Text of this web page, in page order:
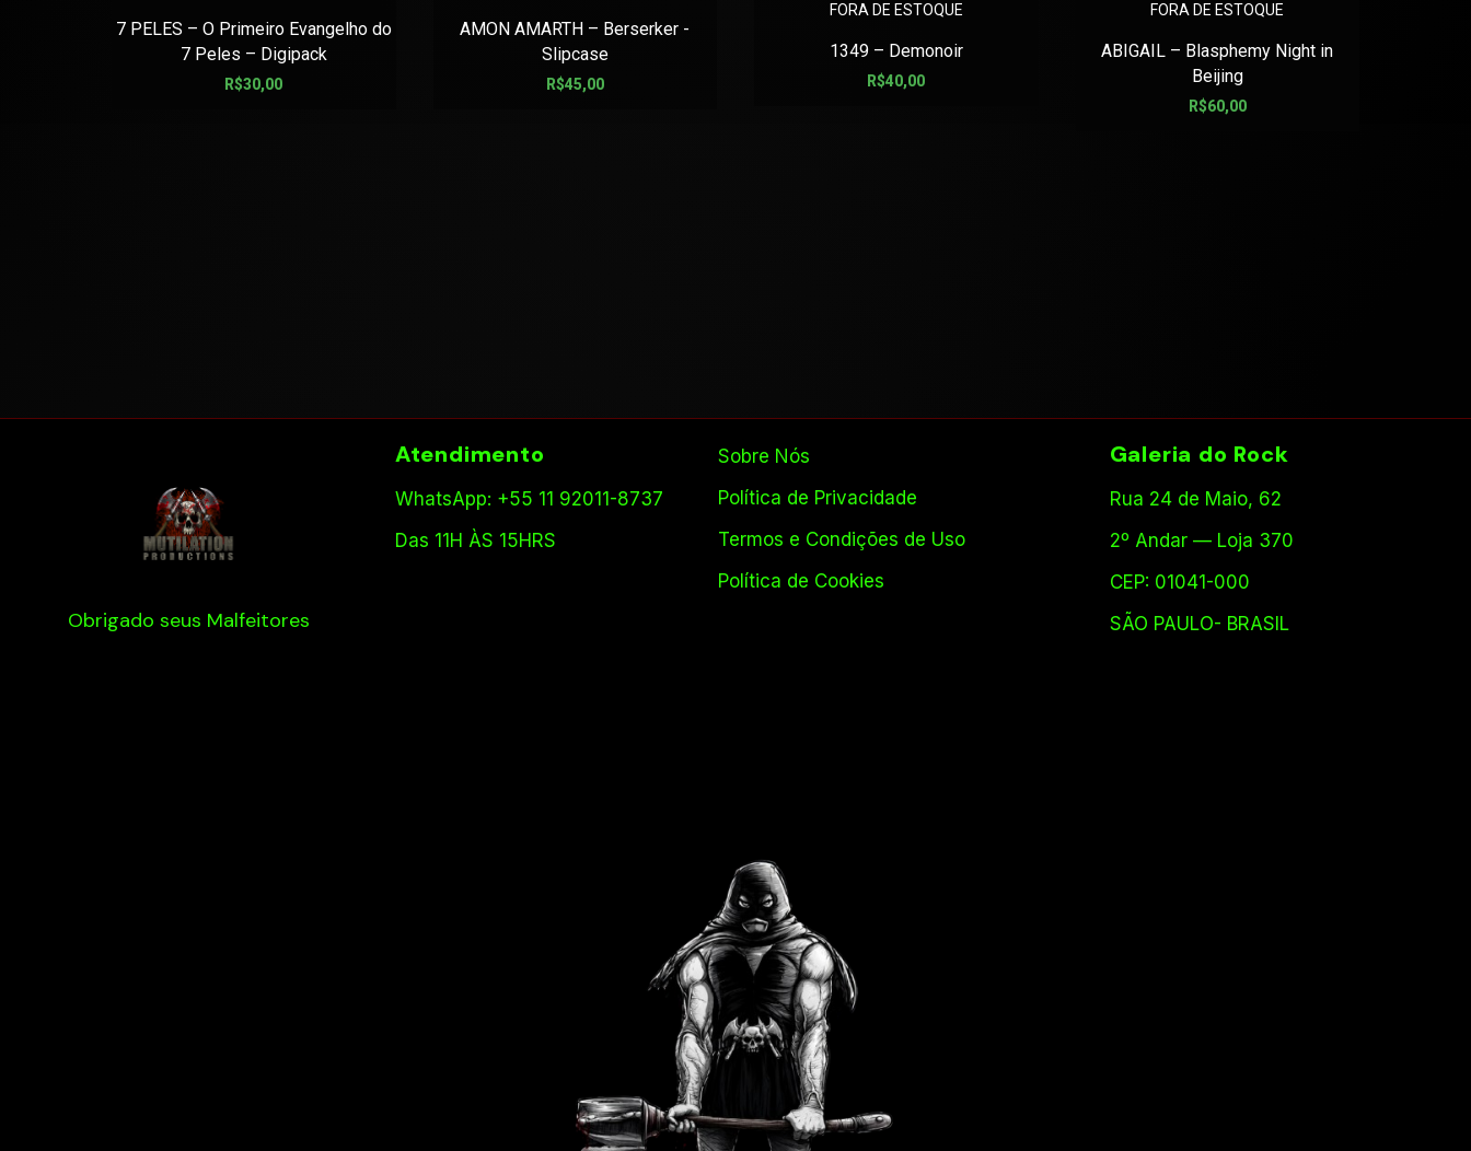
7 PELES – O Primeiro Evangelho do
7 Peles – Digipack
R$30,00
AMON AMARTH – Berserker -
Slipcase
R$45,00
FORA DE ESTOQUE
1349 – Demonoir
R$40,00
FORA DE ESTOQUE
ABIGAIL – Blasphemy Night in
Beijing
R$60,00
Obrigado seus Malfeitores
Atendimento
WhatsApp: +55 11 92011-8737
Das 11H ÀS 15HRS
Sobre Nós
Política de Privacidade
Termos e Condições de Uso
Política de Cookies
Galeria do Rock
Rua 24 de Maio, 62
2º Andar — Loja 370
CEP: 01041-000
SÃO PAULO- BRASIL